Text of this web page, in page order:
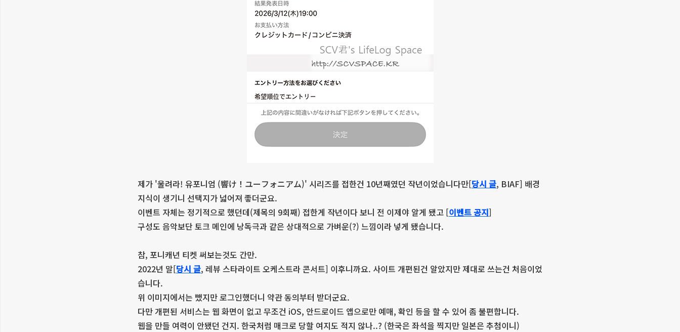
제가 '울려라! 유포니엄 (響け！ユーフォニアム)' 시리즈를 접한건 10년째였던 작년이었습니다만[당시 글, BIAF] 배경
지식이 생기니 선택지가 넓어져 좋더군요.
이벤트 자체는 정기적으로 했던데(제목의 9회째) 접한게 작년이다 보니 전 이제야 알게 됐고 [이벤트 공지]
구성도 음악보단 토크 메인에 낭독극과 같은 상대적으로 가벼운(?) 느낌이라 넣게 됐습니다.
참, 포니캐년 티켓 써보는것도 간만.
2022년 말[당시 글, 레뷰 스타라이트 오케스트라 콘서트] 이후니까요. 사이트 개편된건 알았지만 제대로 쓰는건 처음이었
습니다.
위 이미지에서는 뺐지만 로그인했더니 약관 동의부터 받더군요.
다만 개편된 서비스는 웹 화면이 없고 무조건 iOS, 안드로이드 앱으로만 예매, 확인 등을 할 수 있어 좀 불편합니다.
웹을 만들 여력이 안됐던 건지. 한국처럼 매크로 당할 여지도 적지 않나..? (한국은 좌석을 찍지만 일본은 추첨이니)